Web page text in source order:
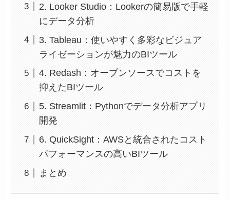
2. Looker Studio：Lookerの簡易版で手軽
にデータ分析
3. Tableau：使いやすく多彩なビジュア
ライゼーションが魅力のBIツール
4. Redash：オープンソースでコストを
抑えたBIツール
5. Streamlit：Pythonでデータ分析アプリ
開発
6. QuickSight：AWSと統合されたコスト
パフォーマンスの高いBIツール
まとめ